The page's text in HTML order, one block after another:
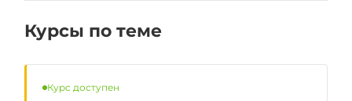
Курсы по теме
Курс доступен